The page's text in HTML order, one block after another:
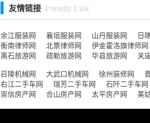
友情链接 Friendly Link
余江服装网 襄垣服装网 山丹服装网 日
衡南律师网
北票律师网 伊金霍洛旗律师网
离石旅游网
疏勒旅游网 华县旅游网 关
召陵机械网
大武口机械网 徐州装修网
右江二手车网
瑞芳二手车网 石阡二手车网
崇信房产网
合山房产网 太平房产网 美